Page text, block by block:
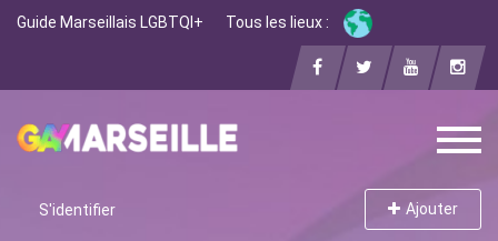
Guide Marseillais LGBTQI+ Tous les lieux :
S'identifier Ajouter